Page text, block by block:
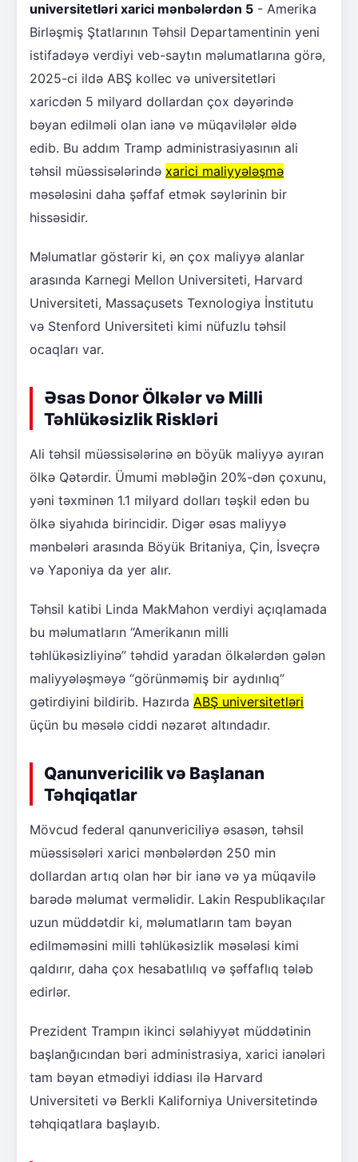
universitetləri xarici mənbələrdən 5 - Amerika
Birləşmiş Ştatlarının Təhsil Departamentinin yeni
istifadəyə verdiyi veb-saytın məlumatlarına görə,
2025-ci ildə ABŞ kollec və universitetləri
xaricdən 5 milyard dollardan çox dəyərində
bəyan edilməli olan ianə və müqavilələr əldə
edib. Bu addım Tramp administrasiyasının ali
təhsil müəssisələrində xarici maliyyələşmə
məsələsini daha şəffaf etmək səylərinin bir
hissəsidir.
Məlumatlar göstərir ki, ən çox maliyyə alanlar
arasında Karnegi Mellon Universiteti, Harvard
Universiteti, Massaçusets Texnologiya İnstitutu
və Stenford Universiteti kimi nüfuzlu təhsil
ocaqları var.
Əsas Donor Ölkələr və Milli
Təhlükəsizlik Riskləri
Ali təhsil müəssisələrinə ən böyük maliyyə ayıran
ölkə Qətərdir. Ümumi məbləğin 20%-dən çoxunu,
yəni təxminən 1.1 milyard dolları təşkil edən bu
ölkə siyahıda birincidir. Digər əsas maliyyə
mənbələri arasında Böyük Britaniya, Çin, İsveçrə
və Yaponiya da yer alır.
Təhsil katibi Linda MakMahon verdiyi açıqlamada
bu məlumatların “Amerikanın milli
təhlükəsizliyinə” təhdid yaradan ölkələrdən gələn
maliyyələşməyə “görünməmiş bir aydınlıq”
gətirdiyini bildirib. Hazırda ABŞ universitetləri
üçün bu məsələ ciddi nəzarət altındadır.
Qanunvericilik və Başlanan
Təhqiqatlar
Mövcud federal qanunvericiliyə əsasən, təhsil
müəssisələri xarici mənbələrdən 250 min
dollardan artıq olan hər bir ianə və ya müqavilə
barədə məlumat verməlidir. Lakin Respublikaçılar
uzun müddətdir ki, məlumatların tam bəyan
edilməməsini milli təhlükəsizlik məsələsi kimi
qaldırır, daha çox hesabatlılıq və şəffaflıq tələb
edirlər.
Prezident Trampın ikinci səlahiyyət müddətinin
başlanğıcından bəri administrasiya, xarici ianələri
tam bəyan etmədiyi iddiası ilə Harvard
Universiteti və Berkli Kaliforniya Universitetində
təhqiqatlara başlayıb.